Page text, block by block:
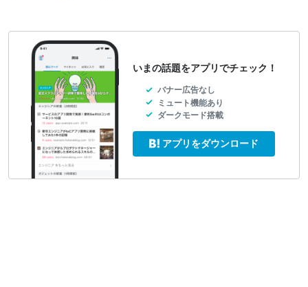
いまの話題をアプリでチェック！
バナー広告なし
ミュート機能あり
ダークモード搭載
アプリをダウンロード